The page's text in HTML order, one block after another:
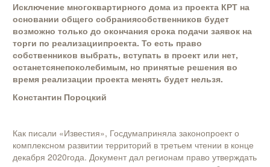
Исключение многоквартирного дома из проекта КРТ на
основании общего собраниясобственников будет
возможно только до окончания срока подачи заявок на
торги по реализациипроекта. То есть право
собственников выбрать, вступать в проект или нет,
останетсянепоколебимым, но принятые решения во
время реализации проекта менять будет нельзя.
Константин Пороцкий
Как писали «Известия», Госдумаприняла законопроект о
комплексном развитии территорий в третьем чтении в конце
декабря 2020года. Документ дал регионам право утверждать